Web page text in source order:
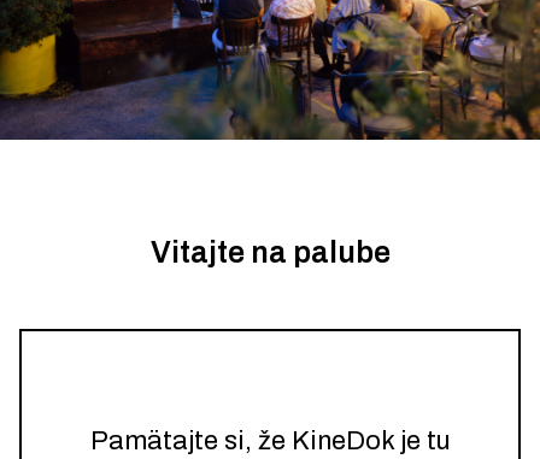
Vitajte na palube
Pamätajte si, že KineDok je tu